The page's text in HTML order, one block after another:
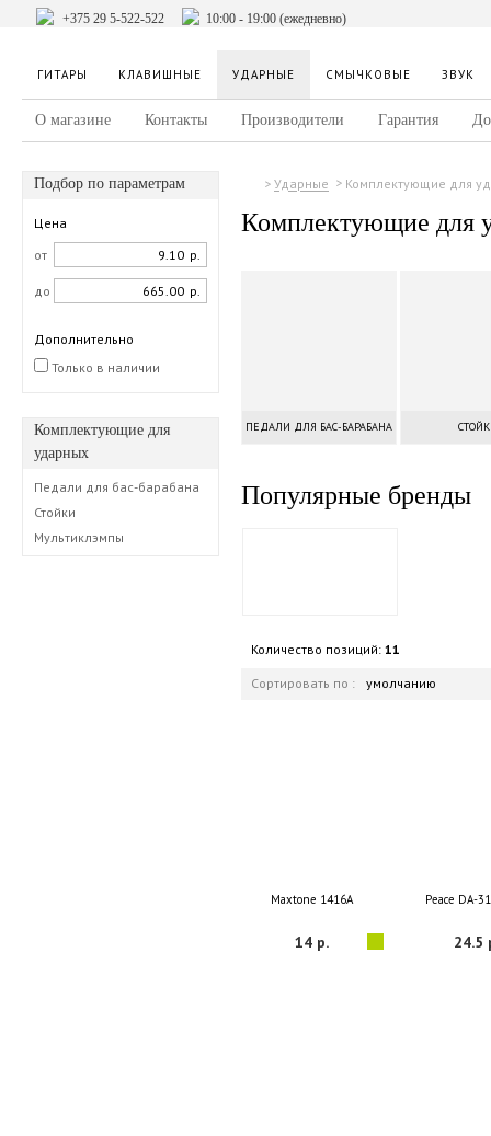
+375 29 5-522-522 10:00 - 19:00 (ежедневно)
ГИТАРЫ КЛАВИШНЫЕ УДАРНЫЕ СМЫЧКОВЫЕ ЗВУК
О магазине Контакты Производители Гарантия
Подбор по параметрам
Цена
от
р.
до р.
Дополнительно
Только в наличии
Комплектующие для
ударных
Педали для бас-барабана
Стойки
Мультиклэмпы
Ударные Комплектующие для
Комплектующие для
ПЕДАЛИ ДЛЯ БАС-БАРАБАНА
Популярные бренды
Количество позиций: 11
Сортировать по : умолчанию
Maxtone 1416A
14 р.
Peace DA-
24.5